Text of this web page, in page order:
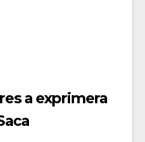
a exprimera